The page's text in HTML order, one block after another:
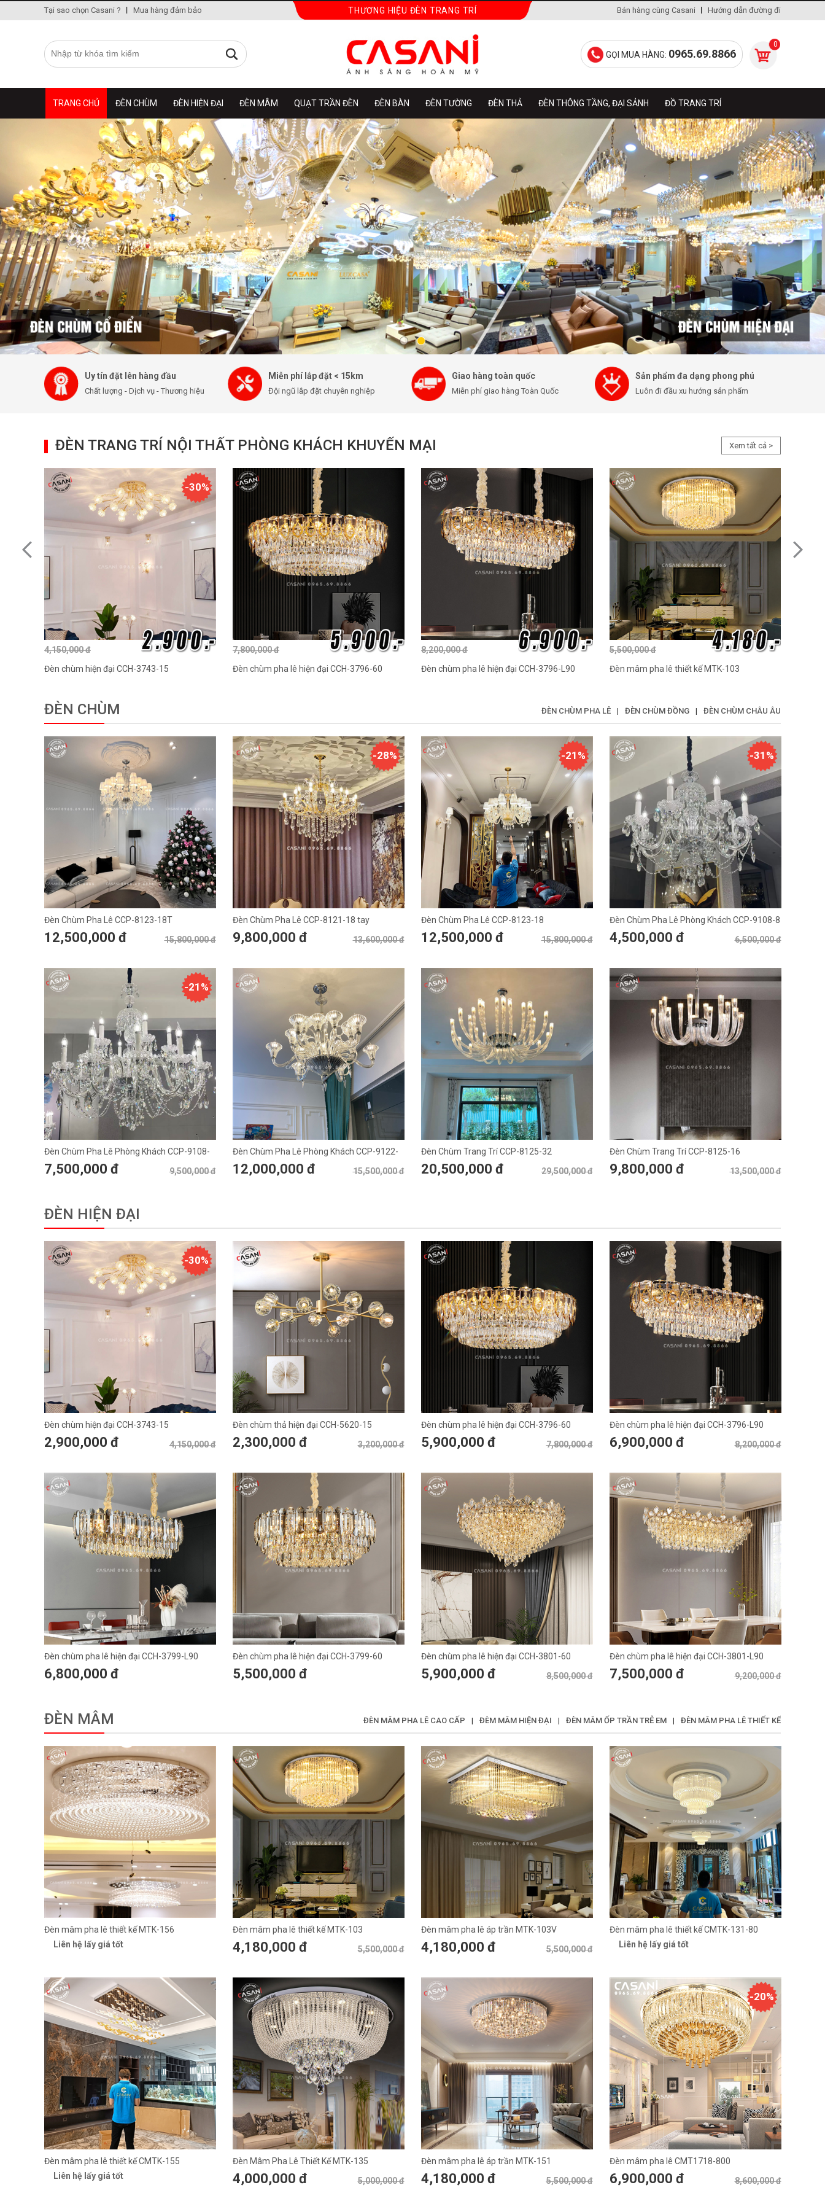
THƯƠNG HIỆU ĐÈN TRANG TRÍ Hướng dẫn đường đi
Bán hàng cùng Casani
Tại sao chọn Casani ? Mua hàng đảm bảo
0
GỌI MUA HÀNG: 0965.69.8866
TRANG CHỦ ĐÈN CHÙM ĐÈN HIỆN ĐẠI ĐÈN MÂM QUẠT TRẦN ĐÈN ĐÈN BÀN ĐÈN TƯỜNG ĐÈN THẢ ĐÈN THÔNG TẦNG, ĐẠI SẢNH ĐỒ TRANG TRÍ
Uy tín đặt lên hàng đầu
Chất lượng - Dịch vụ - Thương hiệu
Miễn phí lắp đặt < 15km
Đội ngũ lắp đặt chuyên nghiệp
Giao hàng toàn quốc
Miễn phí giao hàng Toàn Quốc
Sản phẩm đa dạng phong phú
Luôn đi đầu xu hướng sản phẩm
Xem tất cả >
ĐÈN TRANG TRÍ NỘI THẤT PHÒNG KHÁCH KHUYẾN MẠI
4,150,000 đ
Đèn chùm hiện đại CCH-3743-15
-30%
7,800,000 đ
Đèn chùm pha lê hiện đại CCH-3796-60
8,200,000 đ
Đèn chùm pha lê hiện đại CCH-3796-L90
5,500,000 đ
Đèn mâm pha lê thiết kế MTK-103
ĐÈN CHÙM PHA LÊ | ĐÈN CHÙM ĐỒNG | ĐÈN CHÙM CHÂU ÂU
ĐÈN CHÙM
Đèn Chùm Pha Lê CCP-8123-18T
15,800,000 đ
12,500,000 đ
Đèn Chùm Pha Lê CCP-8121-18 tay
13,600,000 đ
9,800,000 đ
-28%
Đèn Chùm Pha Lê CCP-8123-18
15,800,000 đ
12,500,000 đ
-21%
Đèn Chùm Pha Lê Phòng Khách CCP-9108-8
6,500,000 đ
4,500,000 đ
-31%
Đèn Chùm Pha Lê Phòng Khách CCP-9108-
15
9,500,000 đ
7,500,000 đ
-21%
Đèn Chùm Pha Lê Phòng Khách CCP-9122-
18
15,500,000 đ
12,000,000 đ
Đèn Chùm Trang Trí CCP-8125-32
29,500,000 đ
20,500,000 đ
Đèn Chùm Trang Trí CCP-8125-16
13,500,000 đ
9,800,000 đ
ĐÈN HIỆN ĐẠI
Đèn chùm hiện đại CCH-3743-15
4,150,000 đ
2,900,000 đ
-30%
Đèn chùm thả hiện đại CCH-5620-15
3,200,000 đ
2,300,000 đ
Đèn chùm pha lê hiện đại CCH-3796-60
7,800,000 đ
5,900,000 đ
Đèn chùm pha lê hiện đại CCH-3796-L90
8,200,000 đ
6,900,000 đ
Đèn chùm pha lê hiện đại CCH-3799-L90
6,800,000 đ
Đèn chùm pha lê hiện đại CCH-3799-60
5,500,000 đ
Đèn chùm pha lê hiện đại CCH-3801-60
8,500,000 đ
5,900,000 đ
Đèn chùm pha lê hiện đại CCH-3801-L90
9,200,000 đ
7,500,000 đ
ĐÈN MÂM PHA LÊ CAO CẤP | ĐÈM MÂM HIỆN ĐẠI | ĐÈN MÂM ỐP TRẦN TRẺ EM | ĐÈN MÂM PHA LÊ THIẾT KẾ
ĐÈN MÂM
Đèn mâm pha lê thiết kế MTK-156
Liên hệ lấy giá tốt
Đèn mâm pha lê thiết kế MTK-103
5,500,000 đ
4,180,000 đ
Đèn mâm pha lê áp trần MTK-103V
5,500,000 đ
4,180,000 đ
Đèn mâm pha lê thiết kế CMTK-131-80
Liên hệ lấy giá tốt
Đèn mâm pha lê thiết kế CMTK-155
Liên hệ lấy giá tốt
Đèn Mâm Pha Lê Thiết Kế MTK-135
5,000,000 đ
4,000,000 đ
Đèn mâm pha lê áp trần MTK-151
5,500,000 đ
4,180,000 đ
Đèn mâm pha lê CMT1718-800
8,600,000 đ
6,900,000 đ
-20%